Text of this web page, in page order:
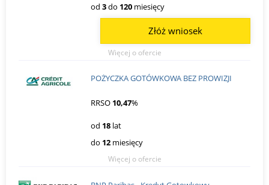
od 3do 120 miesięcy
Więcej o ofercie
Złóż wniosek
POŻYCZKA GOTÓWKOWA BEZ PROWIZJI
RRSO 10,47%
od 18 lat
do 12 miesięcy
Więcej o ofercie